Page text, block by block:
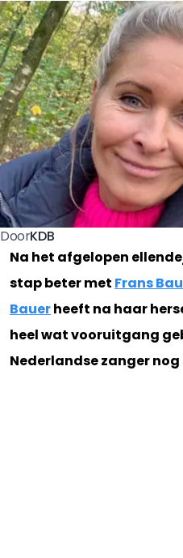
DoorKDB
Na het afgelopen
stap beter met Frans
Bauerheeft na haar
heel wat vooruitgang
Nederlandse zanger